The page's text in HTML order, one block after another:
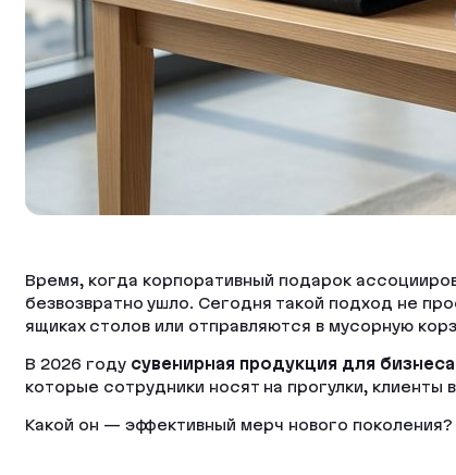
Время, когда корпоративный подарок
безвозвратно ушло. Сегодня такой подход не
ящиках столов или отправляются в мусорную
В 2026 году сувенирная продукция для бизнеса
которые сотрудники носят на прогулки,
Какой он — эффективный мерч нового